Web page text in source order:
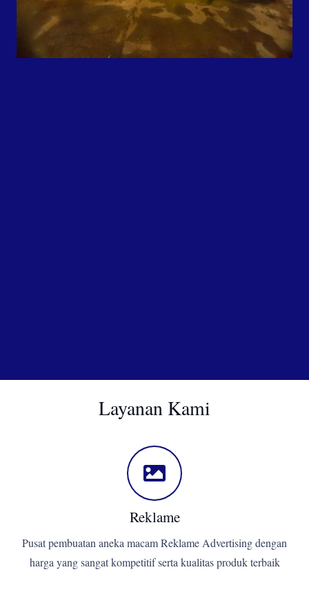
Layanan Kami
Reklame
Pusat pembuatan aneka macam Reklame Advertising dengan
harga yang sangat kompetitif serta kualitas produk terbaik